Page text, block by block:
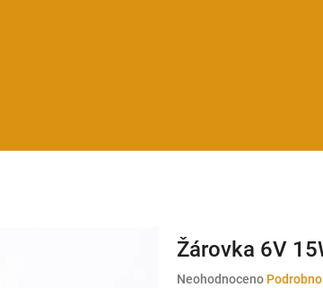
Žárovka 6V
Průměrné
Neohodnoceno